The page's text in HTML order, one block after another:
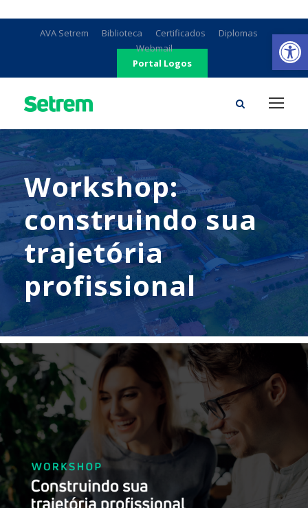
AVA Setrem Biblioteca Certificados
Diplomas
Webmail
Portal Logos
Workshop:
construindo sua
trajetória
profissional